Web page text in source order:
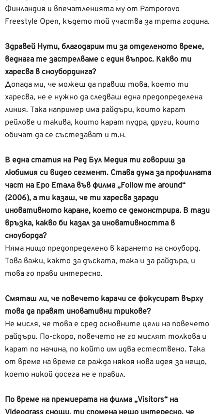
Финландия и впечатленията му от Pamporovo
Freestyle Open, където той участва за трета година.
Здравей Нути, благодарим ти за отделеното време,
веднага те застрелваме с един въпрос. Какво ти
харесва в сноубординга?
Допада ми, че можеш да правиш това, което ти
харесва, не е нужно да следваш една предопределена
линия. Така например има райдъри, които карат
рейлове и такива, които карат пудра, други, които
обичат да се състезават и т.н.
В една статия на Ред Бул Медия ти говориш за
любимия си видео сегмент. Става дума за профилната
част на Еро Етала във филма „Follow me around“
(2006), а ти казаш, че ти харесва заради
иновативното каране, което се демонстрира. В тази
връзка, какво би казал за иновативността в
сноуборда?
Няма нищо предопределено в карането на сноуборд.
Това важи, както за дъската, така и за райдъра, и
това го прави интересно.
Смяташ ли, че повечето карачи се фокусират върху
това да правят иновативни трикове?
Не мисля, че това е сред основните цели на повечето
райдъри. По-скоро, повечето не го мислят толкова и
карат по начина, по който им идва естествено. Така
от време на време се ражда някоя нова идея за нещо,
което никой досега не е правил.
По време на премиерата на филма „Visitors“ на